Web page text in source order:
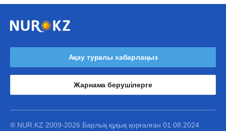
Ақау туралы хабарлаңыз
Жарнама берушілерге
® NUR.KZ 2009-2026 Барлық құқық қорғалған 01.08.2024